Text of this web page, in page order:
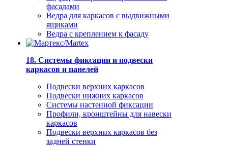
фасадами
Ведра для каркасов с выдвижными
ящиками
Ведра с креплением к фасаду
18. Системы фиксации и подвески
каркасов и панелей
Подвески верхних каркасов
Подвески нижних каркасов
Системы настенной фиксации
Профили, кронштейны для навески
каркасов
Подвески верхних каркасов без
задней стенки